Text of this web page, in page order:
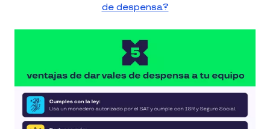
de despensa?